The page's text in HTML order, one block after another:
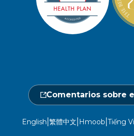
Abierto de lunes a
18.00 h.
24 horas al día, 7 días a
Ubicaciones
Calendario de actos
Hágase un chequeo
Central de proveedores
No discriminación
Comentarios sobre
English|繁體中文|Hmoob|Tiếng